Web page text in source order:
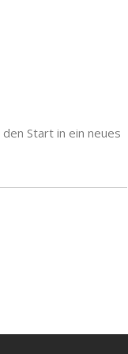
Start in ein neues